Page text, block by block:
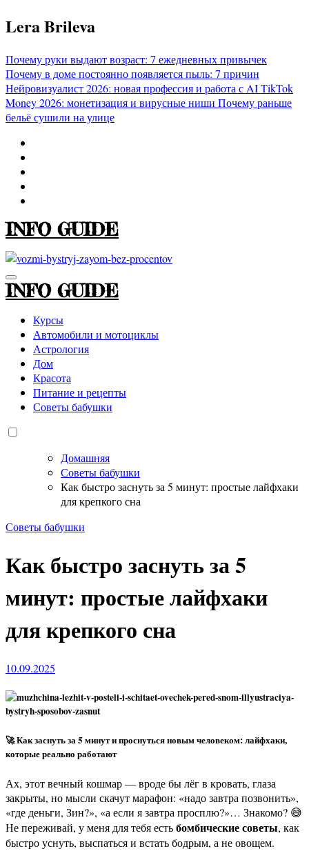
Перейти
к
Lera Brileva
Почему руки выдают возраст: 7 ежедневных привычек
Почему в доме постоянно появляется пыль: 7 причин
Нейровизуалист 2026: новая профессия и работа с AITikTok
Money 2026: монетизация и вирусные ниши Почему раньше
бельё сушили на улице
INFO GUIDE
INFO GUIDE
Курсы
Автомобили и мотоциклы
Астрология
Дом
Красота
Питание и рецепты
Советы бабушки
Домашняя
Советы бабушки
Как быстро заснуть за 5 минут: простые лайфхаки
для крепкого сна
Советы бабушки
Как быстро заснуть за 5
минут: простые лайфхаки
для крепкого сна
10.09.2025
🚀 Как заснуть за 5 минут и проснуться новым человеком: лайфхаки,
которые реально работают
Ах, этот вечный кошмар — вроде бы лёг в кровать, глаза
закрыты, но мысли скачут марафон: «надо завтра позвонить»,
«где деньги, Зин?», «а если я завтра просплю?»… Знакомо? 😅
Не переживай, у меня для тебя естьбомбические советы, как
быстро уснуть, выспаться и встать бодрым, а не овощем.